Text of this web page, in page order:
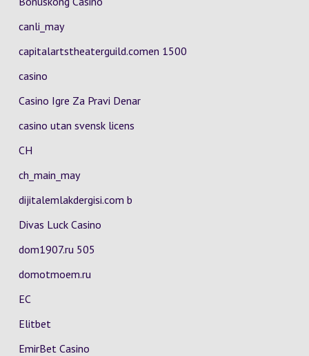
canli_may
capitalartstheaterguild.comen 1500
casino
Casino Igre Za Pravi Denar
casino utan svensk licens
CH
ch_main_may
dijitalemlakdergisi.com b
Divas Luck Casino
dom1907.ru 505
domotmoem.ru
EC
Elitbet
EmirBet Casino